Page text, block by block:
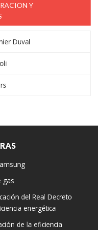
Y
Duval
gas
del Real Decreto
energética
de la eficiencia